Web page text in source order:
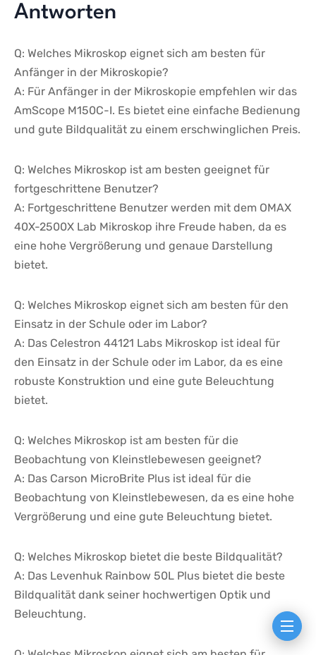
Antworten
Q: Welches Mikroskop ⁤eignet ⁤sich ⁣am besten⁤ für
Anfänger ⁣in der Mikroskopie?
A: Für Anfänger in⁤ der Mikroskopie​ empfehlen wir das
AmScope M150C-I. ⁣Es ⁣bietet ​eine einfache Bedienung⁢
und gute Bildqualität zu ⁤einem erschwinglichen Preis.
Q: Welches ‍Mikroskop ist am ​besten geeignet für
fortgeschrittene Benutzer?
A: Fortgeschrittene⁢ Benutzer⁤ werden mit ‍dem OMAX
40X-2500X Lab Mikroskop ihre ⁢Freude⁢ haben, da es
eine ⁣hohe ⁣Vergrößerung und genaue Darstellung
bietet.
Q: Welches Mikroskop eignet sich am besten für den
Einsatz in⁤ der Schule ⁤oder⁢ im Labor?
A: Das​ Celestron 44121 Labs Mikroskop ist​ ideal‌ für
den‌ Einsatz in ⁢der Schule​ oder im Labor,⁢ da es eine
robuste‌ Konstruktion⁢ und eine gute Beleuchtung
bietet.
Q: Welches Mikroskop ‍ist am besten für die⁤
Beobachtung von Kleinstlebewesen‌ geeignet?
A: ​Das Carson MicroBrite Plus ist ⁤ideal für die
Beobachtung ​von Kleinstlebewesen, da es ‌eine hohe
Vergrößerung und ‌eine gute Beleuchtung bietet.
Q: ‍Welches Mikroskop bietet die beste Bildqualität?
A: Das Levenhuk ⁣Rainbow 50L​ Plus bietet die beste
Bildqualität dank​ seiner hochwertigen Optik und
Beleuchtung.